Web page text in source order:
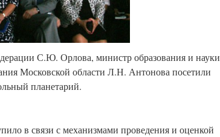
С.Ю. Орлова, министр образования и науки
Московской области Л.Н. Антонова посетили
планетарий.
в связи с механизмами проведения и оценкой